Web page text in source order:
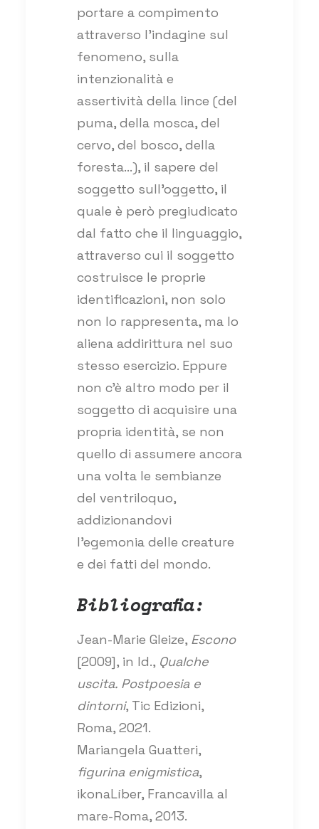
portare a compimento
attraverso l’indagine sul
fenomeno, sulla
intenzionalità e
assertività della lince (del
puma, della mosca, del
cervo, del bosco, della
foresta…), il sapere del
soggetto sull’oggetto, il
quale è però pregiudicato
dal fatto che il linguaggio,
attraverso cui il soggetto
costruisce le proprie
identificazioni, non solo
non lo rappresenta, ma lo
aliena addirittura nel suo
stesso esercizio. Eppure
non c’è altro modo per il
soggetto di acquisire una
propria identità, se non
quello di assumere ancora
una volta le sembianze
del ventriloquo,
addizionandovi
l’egemonia delle creature
e dei fatti del mondo.
Bibliografia:
Jean-Marie Gleize, Escono
[2009], in Id., Qualche
uscita. Postpoesia e
dintorni, Tic Edizioni,
Roma, 2021.
Mariangela Guatteri,
figurina enigmistica,
ikonaLíber, Francavilla al
mare-Roma, 2013.